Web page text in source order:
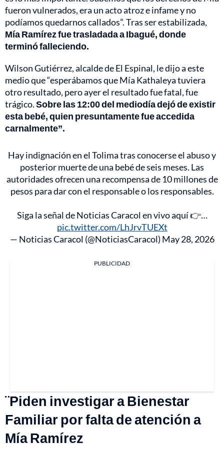
fueron vulnerados, era un acto atroz e infame y no
podíamos quedarnos callados”. Tras ser estabilizada,
Mía Ramírez fue trasladada a Ibagué, donde
terminó falleciendo.
Wilson Gutiérrez, alcalde de El Espinal, le dijo a este
medio que “esperábamos que Mía Kathaleya tuviera
otro resultado, pero ayer el resultado fue fatal, fue
trágico.Sobre las 12:00 del mediodía dejó de existir
esta bebé, quien presuntamente fue accedida
carnalmente”.
Hay indignación en el Tolima tras conocerse el abuso y
posterior muerte de una bebé de seis meses. Las
autoridades ofrecen una recompensa de 10 millones de
pesos para dar con el responsable o los responsables.
Siga la señal de Noticias Caracol en vivo aquí 👉…
pic.twitter.com/LhJrvTUEXt
— Noticias Caracol (@NoticiasCaracol) May 28, 2026
PUBLICIDAD
¨Piden investigar a Bienestar
Familiar por falta de atención a
Mía Ramírez